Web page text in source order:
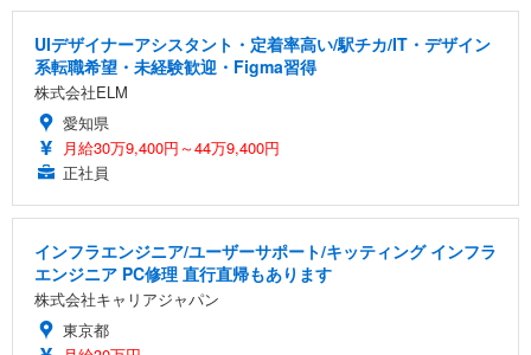
UIデザイナーアシスタント・定着率高い/駅チカ/IT・デザイン
系転職希望・未経験歓迎・Figma習得
株式会社ELM
愛知県
月給30万9,400円～44万9,400円
正社員
インフラエンジニア/ユーザーサポート/キッティング インフラ
エンジニア PC修理 直行直帰もあります
株式会社キャリアジャパン
東京都